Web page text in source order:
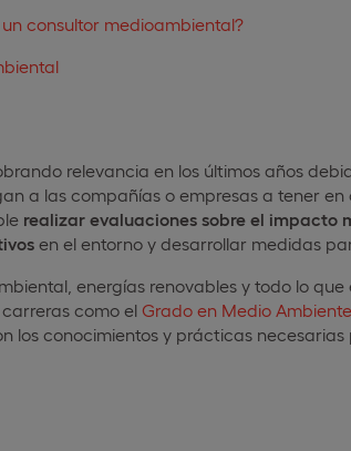
consultor medioambiental?
relevancia en los últimos años
a las compañías o empresas a tener
realizar evaluaciones sobre el impacto
en el entorno y desarrollar medidas
energías renovables y todo lo que
como el Grado en Medio Ambiente
los conocimientos y prácticas